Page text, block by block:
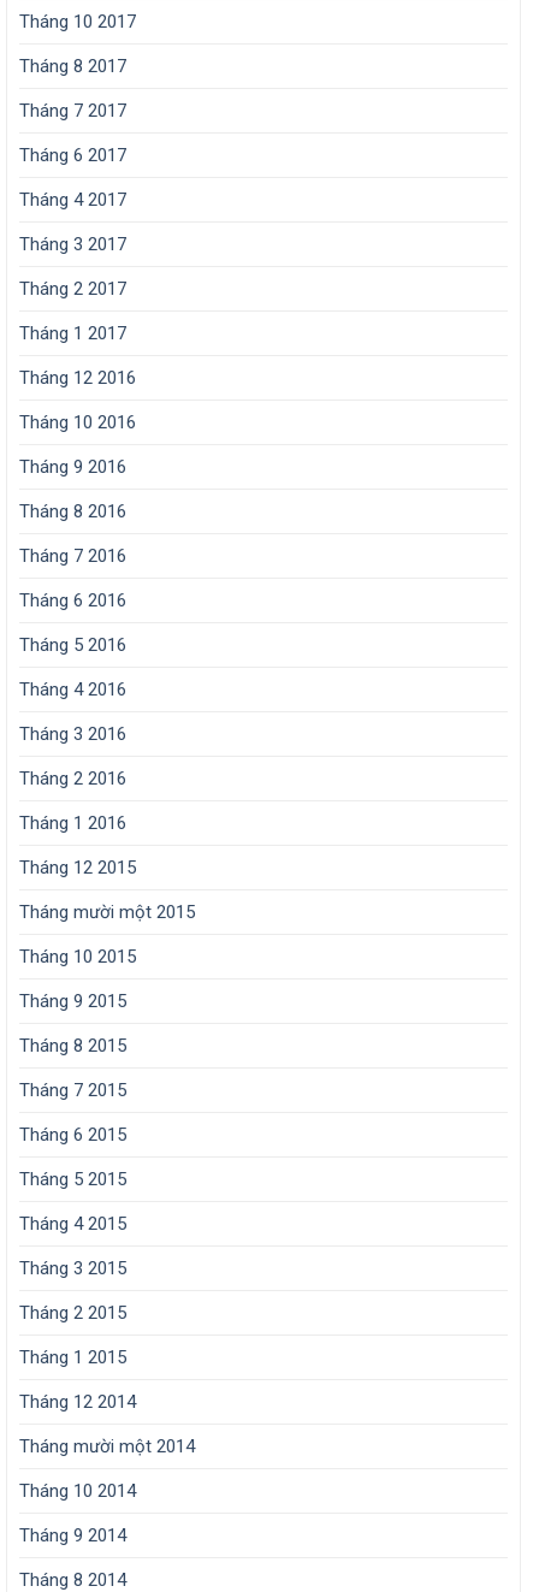
Tháng 10 2017
Tháng 8 2017
Tháng 7 2017
Tháng 6 2017
Tháng 4 2017
Tháng 3 2017
Tháng 2 2017
Tháng 1 2017
Tháng 12 2016
Tháng 10 2016
Tháng 9 2016
Tháng 8 2016
Tháng 7 2016
Tháng 6 2016
Tháng 5 2016
Tháng 4 2016
Tháng 3 2016
Tháng 2 2016
Tháng 1 2016
Tháng 12 2015
Tháng mười một 2015
Tháng 10 2015
Tháng 9 2015
Tháng 8 2015
Tháng 7 2015
Tháng 6 2015
Tháng 5 2015
Tháng 4 2015
Tháng 3 2015
Tháng 2 2015
Tháng 1 2015
Tháng 12 2014
Tháng mười một 2014
Tháng 10 2014
Tháng 9 2014
Tháng 8 2014